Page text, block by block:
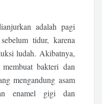
adalah pagi
tidur, karena
ludah. Akibatnya,
bakteri dan
mengandung asam
enamel gigi dan